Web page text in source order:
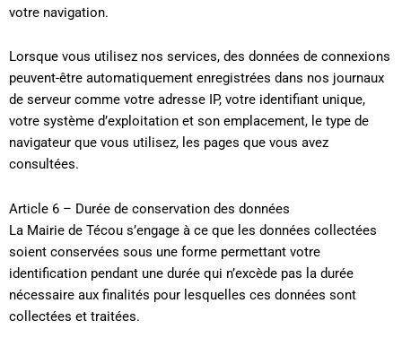
votre navigation.
Lorsque vous utilisez nos services, des données de connexions
peuvent-être automatiquement enregistrées dans nos journaux
de serveur comme votre adresse IP, votre identifiant unique,
votre système d’exploitation et son emplacement, le type de
navigateur que vous utilisez, les pages que vous avez
consultées.
Article 6 – Durée de conservation des données
La Mairie de Técou s’engage à ce que les données collectées
soient conservées sous une forme permettant votre
identification pendant une durée qui n’excède pas la durée
nécessaire aux finalités pour lesquelles ces données sont
collectées et traitées.